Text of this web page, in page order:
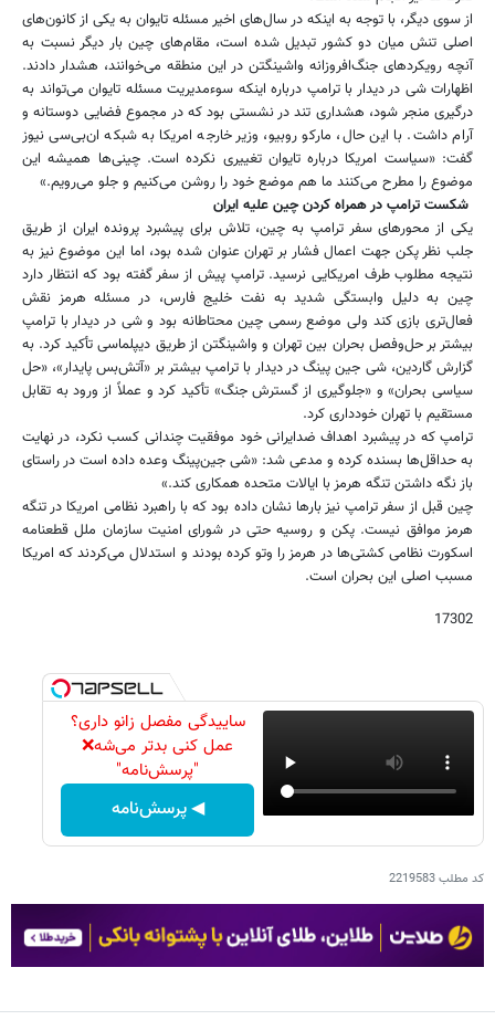
از سوی دیگر، با توجه به اینکه در سال‌های اخیر مسئله تایوان به یکی از کانون‌های
اصلی تنش میان دو کشور تبدیل شده است، مقام‌های چین بار دیگر نسبت به
آنچه رویکردهای جنگ‌افروزانه واشینگتن در این منطقه می‌خوانند، هشدار دادند.
اظهارات شی در دیدار با ترامپ درباره اینکه سوءمدیریت مسئله تایوان می‌تواند به
درگیری منجر شود، هشداری تند در نشستی بود که در مجموع فضایی دوستانه و
آرام داشت. با این حال، مارکو روبیو، وزیر خارجه امریکا به شبکه ان‌بی‌سی نیوز
گفت: «سیاست امریکا درباره تایوان تغییری نکرده است. چینی‌ها همیشه این
موضوع را مطرح می‌کنند ما هم موضع خود را روشن می‌کنیم و جلو می‌رویم.»
شکست ترامپ در همراه کردن چین علیه ایران
یکی از محورهای سفر ترامپ به چین، تلاش برای پیشبرد پرونده ایران از طریق
جلب نظر پکن جهت اعمال فشار بر تهران عنوان شده بود، اما این موضوع نیز به
نتیجه مطلوب طرف امریکایی نرسید. ترامپ پیش از سفر گفته بود که انتظار دارد
چین به دلیل وابستگی شدید به نفت خلیج فارس، در مسئله هرمز نقش
فعال‌تری بازی کند ولی موضع رسمی چین محتاطانه بود و شی در دیدار با ترامپ
بیشتر بر حل‌وفصل بحران بین تهران و واشینگتن از طریق دیپلماسی تأکید کرد. ‏به
گزارش گاردین، ‏شی جین پینگ در دیدار با ترامپ ‏بیشتر بر «آتش‌بس پایدار»، «حل
سیاسی بحران» و «جلوگیری از گسترش جنگ» تأکید کرد و عملاً از ورود به ‏تقابل
مستقیم با تهران خودداری کرد. ‏
ترامپ که در پیشبرد اهداف ضدایرانی خود موفقیت چندانی کسب نکرد، در نهایت
به حداقل‌ها بسنده کرده و مدعی شد: «شی جین‌پینگ وعده داده است در راستای
باز نگه داشتن تنگه هرمز با ایالات متحده همکاری کند.»
چین قبل از سفر ترامپ نیز بارها نشان داده بود که با راهبرد نظامی امریکا در تنگه
هرمز موافق نیست. پکن و روسیه حتی در شورای امنیت سازمان ملل قطعنامه
اسکورت نظامی کشتی‌ها در هرمز را وتو کرده بودند و استدلال می‌کردند که امریکا
مسبب اصلی این بحران است.
17302
ساییدگی مفصل زانو داری؟
عمل کنی بدتر می‌شه❌
"پرسش‌نامه"
◀ پرسش‌نامه
کد مطلب2219583